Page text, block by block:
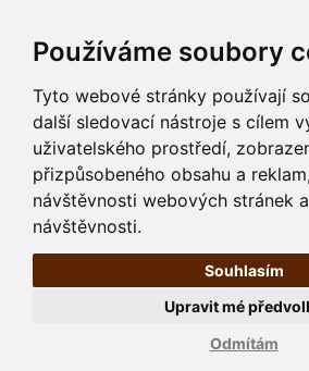
Používáme soubory
Tyto webové stránky používají
další sledovací nástroje s cílem
uživatelského prostředí,
přizpůsobeného obsahu a
návštěvnosti webových stránek
návštěvnosti.
Souhlasím
Odmítám
Upravit mé